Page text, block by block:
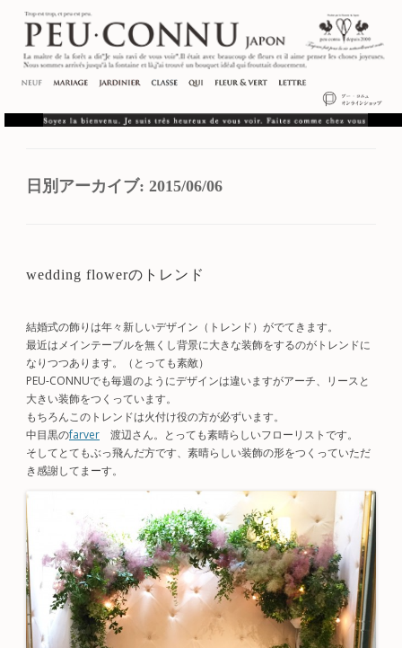
日別アーカイブ: 2015/06/06
wedding flowerのトレンド
結婚式の飾りは年々新しいデザイン（トレンド）がでてきます。
最近はメインテーブルを無くし背景に大きな装飾をするのがトレンドに
なりつつあります。（とっても素敵）
PEU-CONNUでも毎週のようにデザインは違いますがアーチ、リースと
大きい装飾をつくっています。
もちろんこのトレンドは火付け役の方が必ずいます。
中目黒のfarver 渡辺さん。とっても素晴らしいフローリストです。
そしてとてもぶっ飛んだ方です、素晴らしい装飾の形をつくっていただ
き感謝してまーす。